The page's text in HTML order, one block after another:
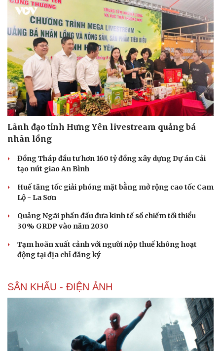
Lãnh đạo tỉnh Hưng Yên livestream quảng bá
nhãn lồng
Đồng Tháp đầu tư hơn 160 tỷ đồng xây dựng Dự án Cải
tạo nút giao An Bình
Huế tăng tốc giải phóng mặt bằng mở rộng cao tốc Cam
Lộ - La Sơn
Quảng Ngãi phấn đấu đưa kinh tế số chiếm tối thiểu
30% GRDP vào năm 2030
Tạm hoãn xuất cảnh với người nộp thuế không hoạt
động tại địa chỉ đăng ký
SÂN KHẤU - ĐIỆN ẢNH